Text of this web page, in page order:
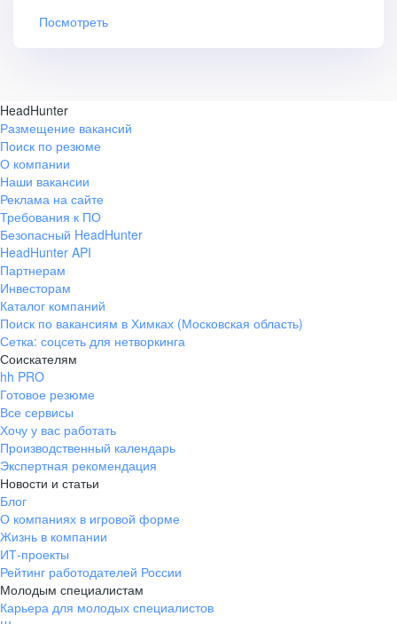
Посмотреть
HeadHunter
Размещение вакансий
Поиск по резюме
О компании
Наши вакансии
Реклама на сайте
Требования к ПО
Безопасный HeadHunter
HeadHunter API
Партнерам
Инвесторам
Каталог компаний
Поиск по вакансиям в Химках (Московская область)
Сетка: соцсеть для нетворкинга
Соискателям
hh PRO
Готовое резюме
Все сервисы
Хочу у вас работать
Производственный календарь
Экспертная рекомендация
Новости и статьи
Блог
О компаниях в игровой форме
Жизнь в компании
ИТ-проекты
Рейтинг работодателей России
Молодым специалистам
Карьера для молодых специалистов